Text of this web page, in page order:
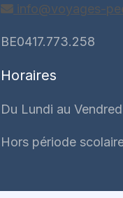
info@voyages-
BE0417.773.258
Horaires
Du Lundi au
Hors période